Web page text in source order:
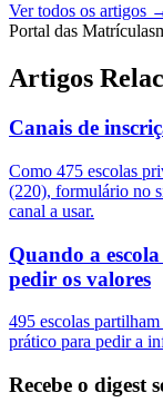
Ver todos os artigos
Portal das Matrículas
Artigos
Canais de
Como 475 escolas
(220), formulário no
canal a usar.
Quando a
pedir os valores
495 escolas
prático para pedir a
Recebe o digest